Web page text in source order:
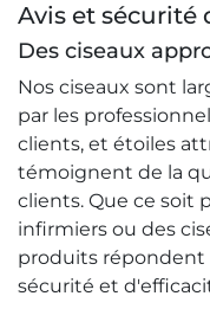
Avis et sécurité
Des ciseaux
Nos ciseaux sont
par les
clients, et étoiles
témoignent de la
clients. Que ce soit
infirmiers ou des
produits répondent
sécurité et